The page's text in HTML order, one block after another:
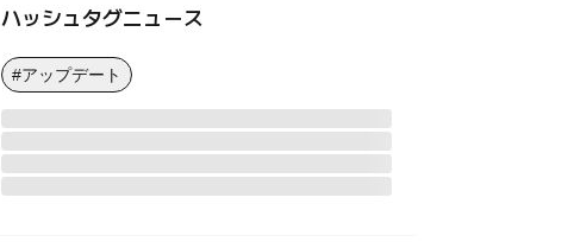
ハッシュタグニュース
#アップデート